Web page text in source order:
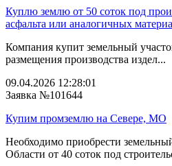
Куплю землю от 50 соток под
асфальта или аналогичных
Компания купит земельный
размещения производства издел...
09.04.2026 12:28:01
Заявка №101644
Купим промземлю на Севере, МО
Необходимо приобрести
Области от 40 соток под